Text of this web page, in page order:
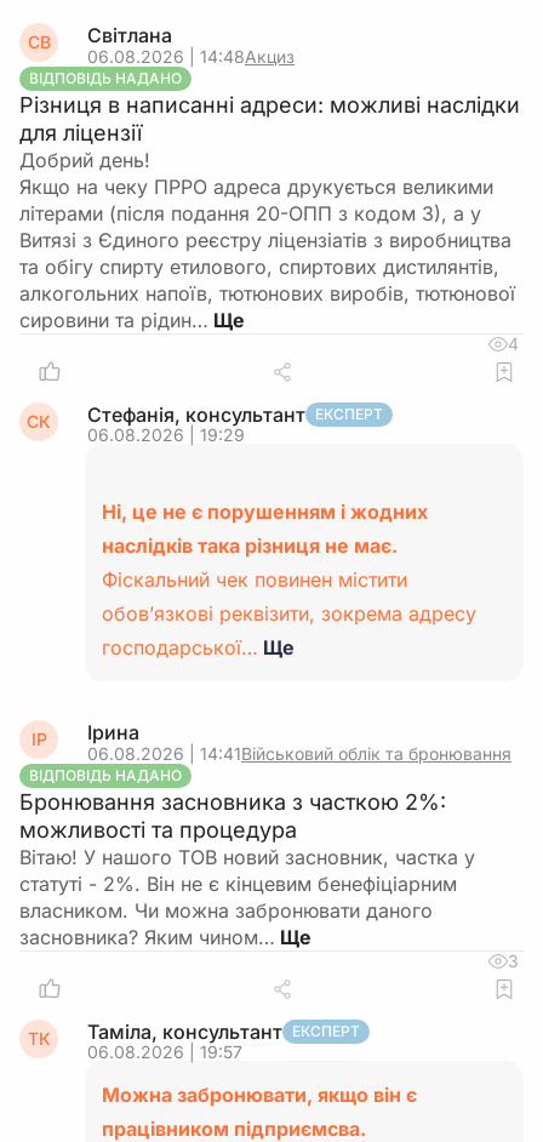
СВ Світлана
06.08.2026 | 14:48Акциз
ВІДПОВІДЬ НАДАНО
Різниця в написанні адреси: можливі наслідки
для ліцензії
Добрий день!
Якщо на чеку ПРРО адреса друкується великими
літерами (після подання 20-ОПП з кодом 3), а у
Витязі з Єдиного реєстру ліцензіатів з виробництва
та обігу спирту етилового, спиртових дистилянтів,
алкогольних напоїв, тютюнових виробів, тютюнової
сировини та рідин…
4
СК Стефанія, консультант ЕКСПЕРТ
06.08.2026 | 19:29
Ні, це не є порушенням і жодних
наслідків така різниця не має.
Фіскальний чек повинен містити
обов’язкові реквізити, зокрема адресу
господарської… Ще
ІР Ірина
06.08.2026 | 14:41Військовий облік та бронювання
ВІДПОВІДЬ НАДАНО
Бронювання засновника з часткою 2%:
можливості та процедура
Вітаю! У нашого ТОВ новий засновник, частка у
статуті - 2%. Він не є кінцевим бенефіціарним
власником. Чи можна забронювати даного
засновника? Яким чином…
3
ТК Таміла, консультант ЕКСПЕРТ
06.08.2026 | 19:57
Можна забронювати, якщо він є
працівником підприємсва.